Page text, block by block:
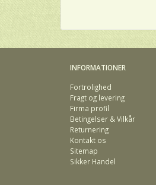
INFORMATIONER
Fortrolighed
Fragt og levering
Firma profil
Betingelser & Vilkår
Returnering
Kontakt os
Sitemap
Sikker Handel